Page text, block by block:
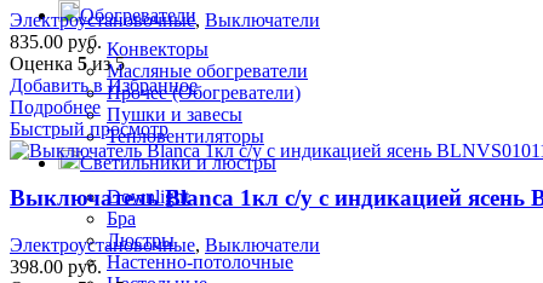
Обогреватели
Конвекторы
Масляные обогреватели
Прочее (Обогреватели)
Пушки и завесы
Тепловентиляторы
Светильники и люстры
Downlight
Бра
Люстры
Настенно-потолочные
Электроустановочные, Выключатели
835.00 руб.
Оценка 5из 5
Добавить в Избранное
Подробнее
Быстрый просмотр
Выключатель Blanca 1кл с/у с индикацией ясень
Электроустановочные, Выключатели
398.00 руб.